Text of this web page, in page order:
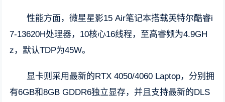
性能方面，微星星影15 Air笔记本搭载英特尔酷睿i
7-13620H处理器，10核心16线程，至高睿频为4.9GH
z，默认TDP为45W。
显卡则采用最新的RTX 4050/4060 Laptop，分别拥
有6GB和8GB GDDR6独立显存，并且支持最新的DLS